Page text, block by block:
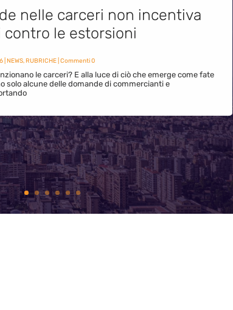
nelle carceri non incentiva
contro le estorsioni
| NEWS,RUBRICHE| Commenti 0
le carceri? E alla luce di ciò che emerge come fate
solo alcune delle domande di commercianti e